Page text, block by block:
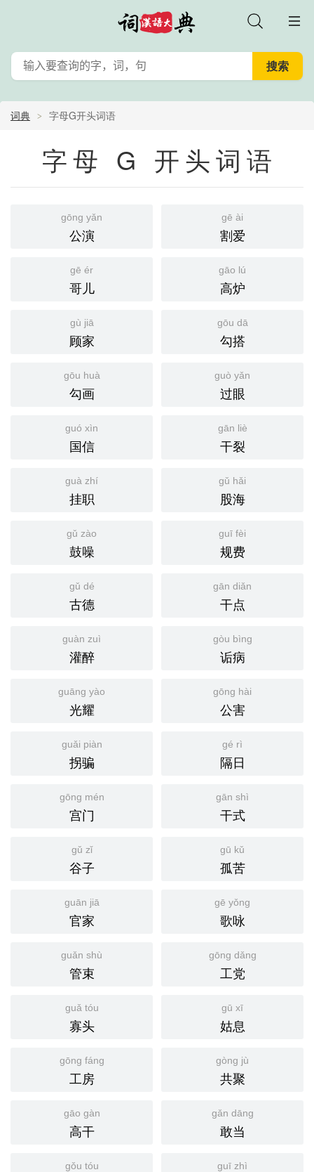
词典 字母G开头词语
字母 G 开头词语
gōng yǎn
公演
gē ài
割爱
gē ér
哥儿
gāo lú
高炉
gù jiā
顾家
gōu dā
勾搭
gōu huà
勾画
guò yǎn
过眼
guó xìn
国信
gān liè
干裂
guà zhí
挂职
gǔ hǎi
股海
gǔ zào
鼓噪
guī fèi
规费
gǔ dé
古德
gān diǎn
干点
guàn zuì
灌醉
gòu bìng
诟病
guāng yào
光耀
gōng hài
公害
guǎi piàn
拐骗
gé rì
隔日
gōng mén
宫门
gān shì
干式
gǔ zǐ
谷子
gū kǔ
孤苦
guān jiā
官家
gē yǒng
歌咏
guǎn shù
管束
gōng dǎng
工党
guǎ tóu
寡头
gū xī
姑息
gōng fáng
工房
gòng jù
共聚
gāo gàn
高干
gǎn dāng
敢当
gǒu tóu guī zhì